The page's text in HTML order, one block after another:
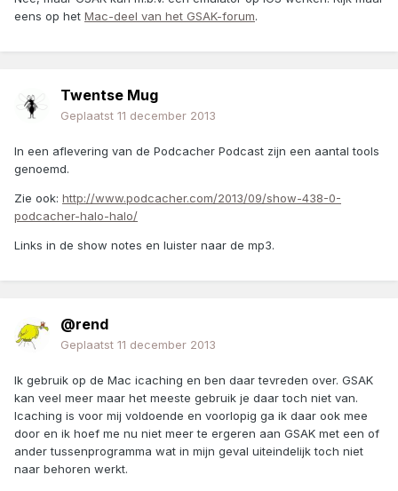
eens op het Mac-deel van het GSAK-forum.
Twentse Mug
Geplaatst 11 december 2013
In een aflevering van de Podcacher Podcast zijn een aantal tools
genoemd.
Zie ook: http://www.podcacher.com/2013/09/show-438-0-
podcacher-halo-halo/
Links in de show notes en luister naar de mp3.
@rend
Geplaatst 11 december 2013
Ik gebruik op de Mac icaching en ben daar tevreden over. GSAK
kan veel meer maar het meeste gebruik je daar toch niet van.
Icaching is voor mij voldoende en voorlopig ga ik daar ook mee
door en ik hoef me nu niet meer te ergeren aan GSAK met een of
ander tussenprogramma wat in mijn geval uiteindelijk toch niet
naar behoren werkt.